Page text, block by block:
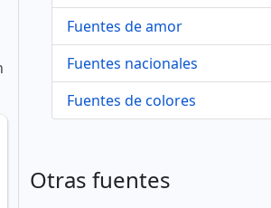
Fuentes de amor
Fuentes nacionales
Fuentes de colores
Otras fuentes